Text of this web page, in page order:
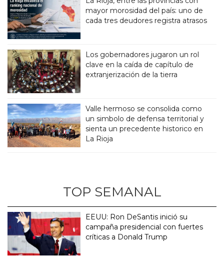
mayor morosidad del país: uno de
cada tres deudores registra atrasos
Los gobernadores jugaron un rol
clave en la caída de capítulo de
extranjerización de la tierra
Valle hermoso se consolida como
un simbolo de defensa territorial y
sienta un precedente historico en
La Rioja
TOP SEMANAL
EEUU: Ron DeSantis inició su
campaña presidencial con fuertes
críticas a Donald Trump